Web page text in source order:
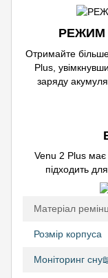
РЕЖИМ
Отримайте
Plus,
заряду
Venu 2 Plus має
підходить
Матеріал
Розмір корпуса
Моніторинг